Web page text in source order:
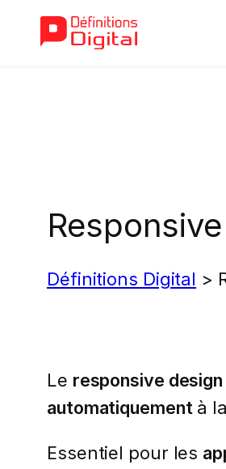
Définitions Digital >
Le responsive design
automatiquementà
Essentiel pour les